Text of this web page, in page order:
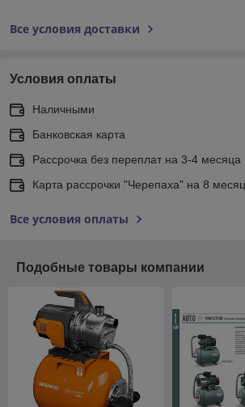
Все условия доставки
Условия оплаты
Наличными
Банковская карта
Рассрочка без переплат на 3-4 месяца
Карта рассрочки "Черепаха" на 8
Все условия оплаты
Подобные товары компании